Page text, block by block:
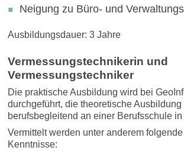
Neigung zu Büro- und
Ausbildungsdauer: 3 Jahre
Vermessungstechnikerin und
Vermessungstechniker
Die praktische Ausbildung wird bei
durchgeführt, die theoretische Ausbildung
berufsbegleitend an einer Berufsschule
Vermittelt werden unter anderem
Kenntnisse: